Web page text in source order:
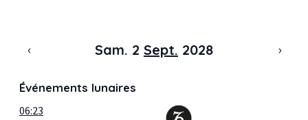
‹ Sam. 2 Sept. 2028 ›
Événements lunaires
06:23